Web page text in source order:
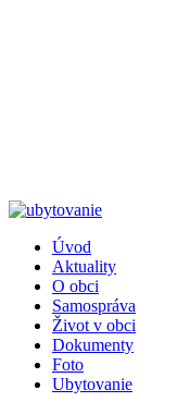
Päta
Úvod
Aktuality
O obci
Samospráva
Život v obci
Dokumenty
Foto
Ubytovanie